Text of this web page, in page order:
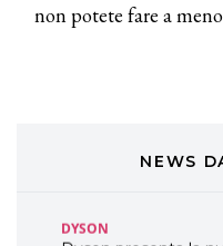
non potete fare a
NEWS
COSMOPROF
Cosmprof
Dyson presenta la